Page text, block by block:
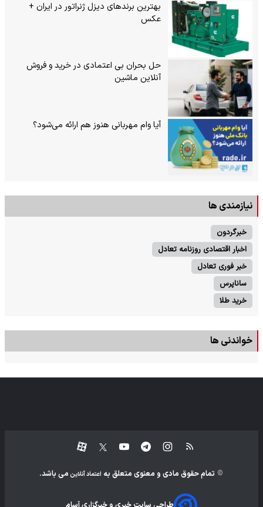
بهترین برندهای دیزل ژنراتور در ایران +
عکس
حل بحران بی‌ اعتمادی در خرید و فروش
آنلاین ماشین
آیا وام مهربانی هنوز هم ارائه می‌شود؟
نیازمندی ها
خبرگردون
اخبار اقتصادی روزنامه تعادل
خبر فوری تعادل
ساناپرس
خرید طلا
خواندنی ها
تمام حقوق مادی و معنوی متعلق به اعتماد آنلاین می باشد.
طراحی سایت خبری و خبرگزاری آسام